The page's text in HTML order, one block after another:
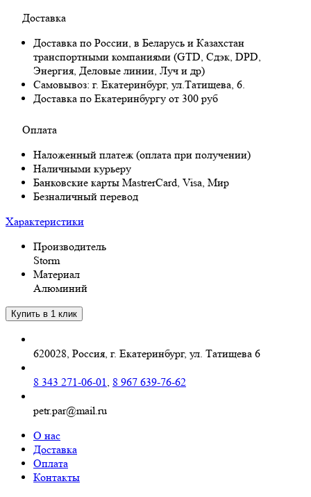
Доставка
Доставка по России, в Беларусь и Казахстан
транспортными компаниями (GTD, Сдэк, DPD,
Энергия, Деловые линии, Луч и др)
Самовывоз: г. Екатеринбург, ул.Татищева, 6.
Доставка по Екатеринбургу от 300 руб
Оплата
Наложенный платеж (оплата при получении)
Наличными курьеру
Банковские карты MastrerCard, Visa, Мир
Безналичный перевод
Характеристики
Производитель
Storm
Материал
Алюминий
620028, Россия, г. Екатеринбург, ул. Татищева 6
8 343 271-06-01 8 967 639-76-62
petr.par@mail.ru
О нас
Доставка
Оплата
Контакты